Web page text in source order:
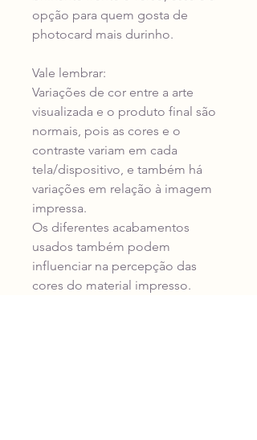
opção para quem gosta de
photocard mais durinho.
Vale lembrar:
Variações de cor entre a arte
visualizada e o produto final são
normais, pois as cores e o
contraste variam em cada
tela/dispositivo, e também há
variações em relação à imagem
impressa.
Os diferentes acabamentos
usados também podem
influenciar na percepção das
cores do material impresso.